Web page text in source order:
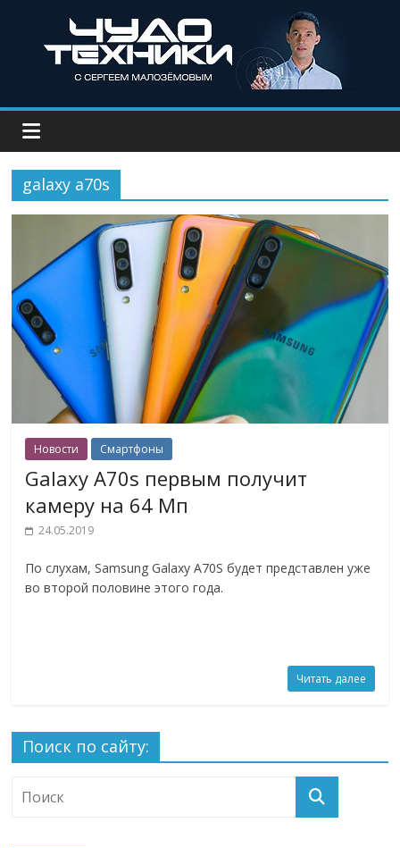
galaxy a70s
Новости Смартфоны
Galaxy A70s первым получит
камеру на 64 Мп
24.05.2019
По слухам, Samsung Galaxy A70S будет представлен уже
во второй половине этого года.
Читать далее
Поиск по сайту: